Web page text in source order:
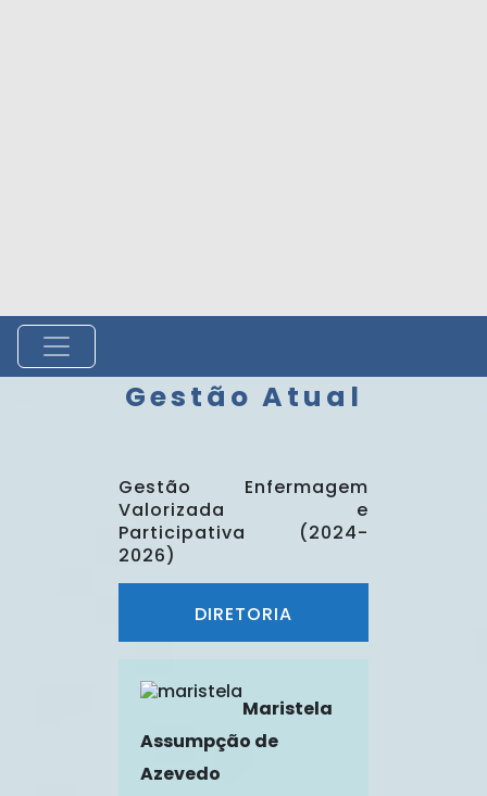
Gestão Atual
Gestão Enfermagem
Valorizada e
Participativa (2024-
2026)
DIRETORIA
Maristela
Assumpção de
Azevedo